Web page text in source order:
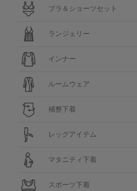
ブラ＆ショーツセット
ランジェリー
インナー
ルームウェア
補整下着
レッグアイテム
マタニティ下着
スポーツ下着